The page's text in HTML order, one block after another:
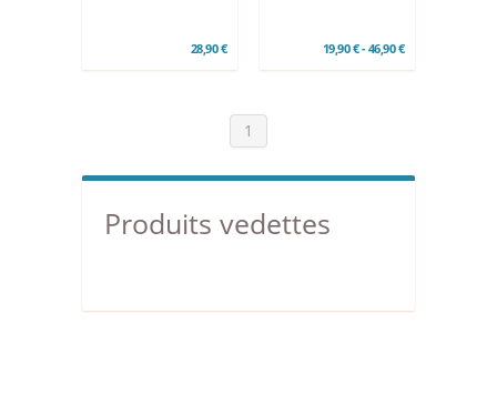
28,90 € 19,90 € - 46,90 €
1
Produits vedettes